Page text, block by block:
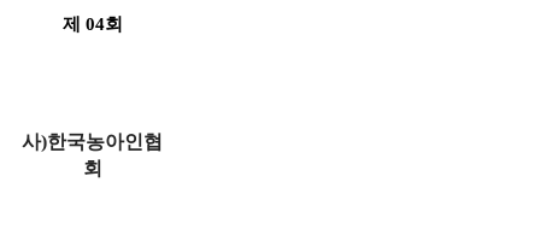
제 04회
사)한국농아인협
회